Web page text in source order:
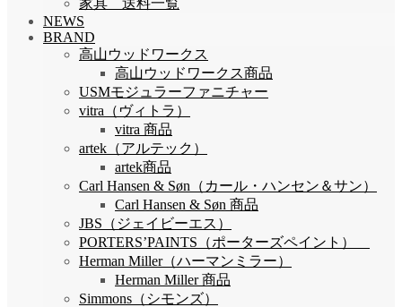
家具 送料一覧
NEWS
BRAND
高山ウッドワークス
高山ウッドワークス商品
USMモジュラーファニチャー
vitra（ヴィトラ）
vitra 商品
artek（アルテック）
artek商品
Carl Hansen & Søn（カール・ハンセン＆サン）
Carl Hansen & Søn 商品
JBS（ジェイビーエス）
PORTERS’PAINTS（ポーターズペイント）
Herman Miller（ハーマンミラー）
Herman Miller 商品
Simmons（シモンズ）